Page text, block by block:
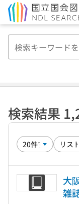
検索結果
大
雑